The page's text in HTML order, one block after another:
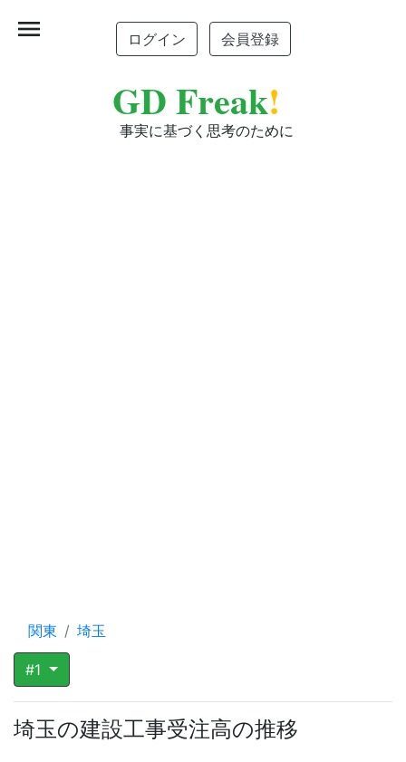
ログイン 会員登録
GD Freak!
事実に基づく思考のために
menu
関東 埼玉
#1
埼玉の建設工事受注高の推移